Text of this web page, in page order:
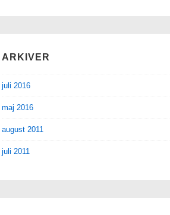
ARKIVER
juli 2016
maj 2016
august 2011
juli 2011